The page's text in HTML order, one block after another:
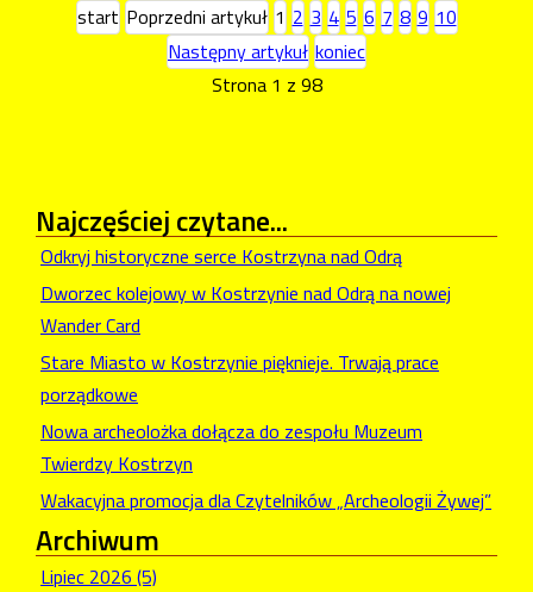
start Poprzedni artykuł 1 2 3 4 5 6 7 8 9 10
Następny artykuł koniec
Strona 1 z 98
Najczęściejczytane...
Odkryj historyczne serce Kostrzyna nad Odrą
Dworzec kolejowy w Kostrzynie nad Odrą na nowej
Wander Card
Stare Miasto w Kostrzynie pięknieje. Trwają prace
porządkowe
Nowa archeolożka dołącza do zespołu Muzeum
Twierdzy Kostrzyn
Wakacyjna promocja dla Czytelników „Archeologii Żywej”
Archiwum
Lipiec 2026 (5)